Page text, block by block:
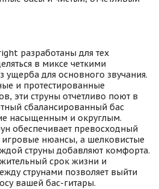
разработаны для тех
в миксе четкими
ущерба для основного звучания.
и протестированные
эти струны отчетливо поют в
сбалансированный бас
насыщенным и округлым.
обеспечивает превосходный
нюансы, а шелковистые
струны добавляют комфорта.
срок жизни и
струнами позволяет выйти
вашей бас-гитары.